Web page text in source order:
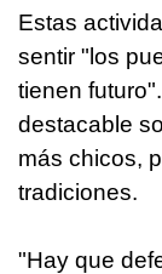
Estas
sentir "los
tienen
destacable
más chicos,
tradiciones.
"Hay que